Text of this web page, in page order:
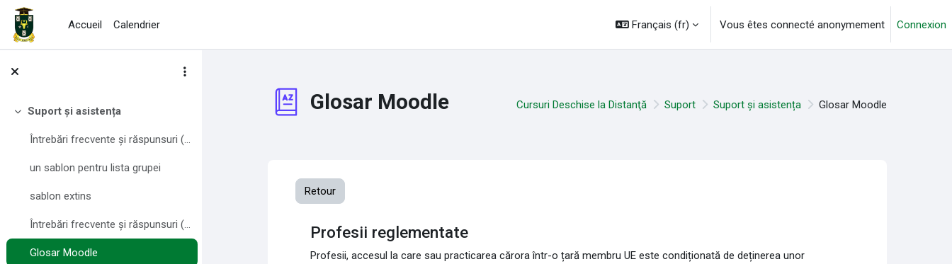
Passer au contenu principal
Accueil
Calendrier Français ‎(fr)‎ Vous êtes connecté anonymement Connexion
Replier
Suport și asistența
Întrebări frecvente și răspunsuri (FAQ) pentru profesori
un sablon pentru lista grupei
sablon extins
Întrebări frecvente și răspunsuri (FAQ) pentru studenți
Glosar Moodle
Glosar Moodle Cursuri Deschise la Distanţă Suport Suport și asistența Glosar Moodle
Retour
Profesii reglementate
Profesii, accesul la care sau practicarea cărora într-o țară membru UE este condiționată de deținerea unor